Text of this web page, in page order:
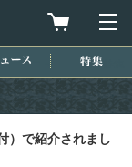
買物カゴを
ニュース
）で紹介されまし